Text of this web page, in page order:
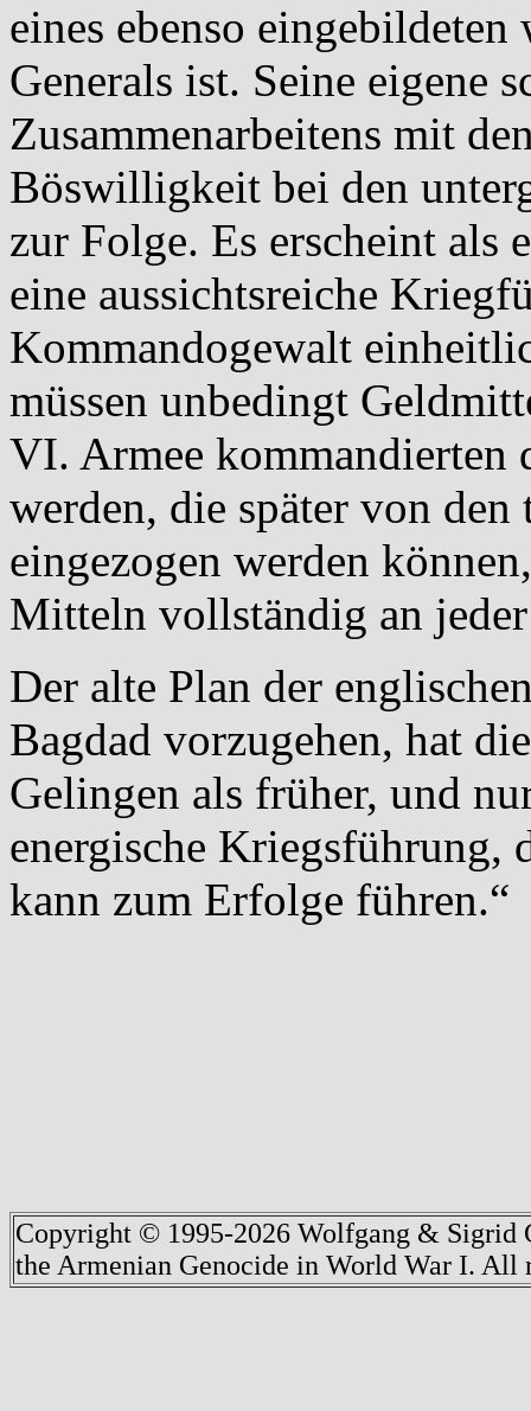
eines ebenso
Generals ist. Seine eigene
Zusammenarbeitens mit
Böswilligkeit bei den
zur Folge. Es erscheint als
eine aussichtsreiche
Kommandogewalt
müssen unbedingt
VI. Armee kommandierten
werden, die später von
eingezogen werden
Mitteln vollständig an
Der alte Plan der
Bagdad vorzugehen, hat
Gelingen als früher, und
energische
kann zum Erfolge führen.“
Copyright © 1995-2026 Wolfgang & Sigrid
the Armenian Genocide in World War I. All